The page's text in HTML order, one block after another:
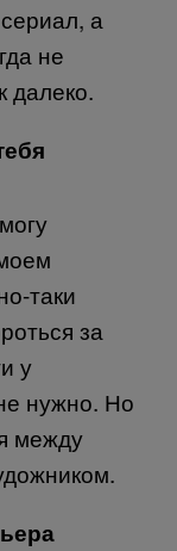
а
не
далеко.
таки
за
у
нужно. Но
между